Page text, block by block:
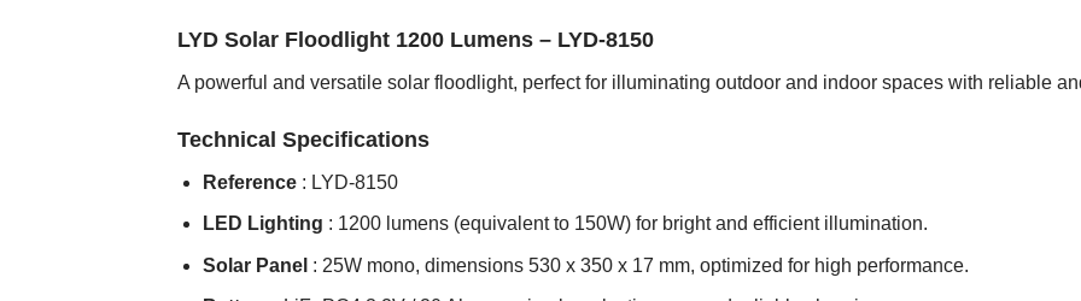
LYD Solar Floodlight 1200 Lumens – LYD-8150
A powerful and versatile solar floodlight, perfect for illuminating outdoor and indoor spaces with reliable
Technical Specifications
Reference: LYD-8150
LED Lighting : 1200 lumens (equivalent to 150W) for bright and efficient illumination.
Solar Panel : 25W mono, dimensions 530 x 350 x 17 mm, optimized for high performance.